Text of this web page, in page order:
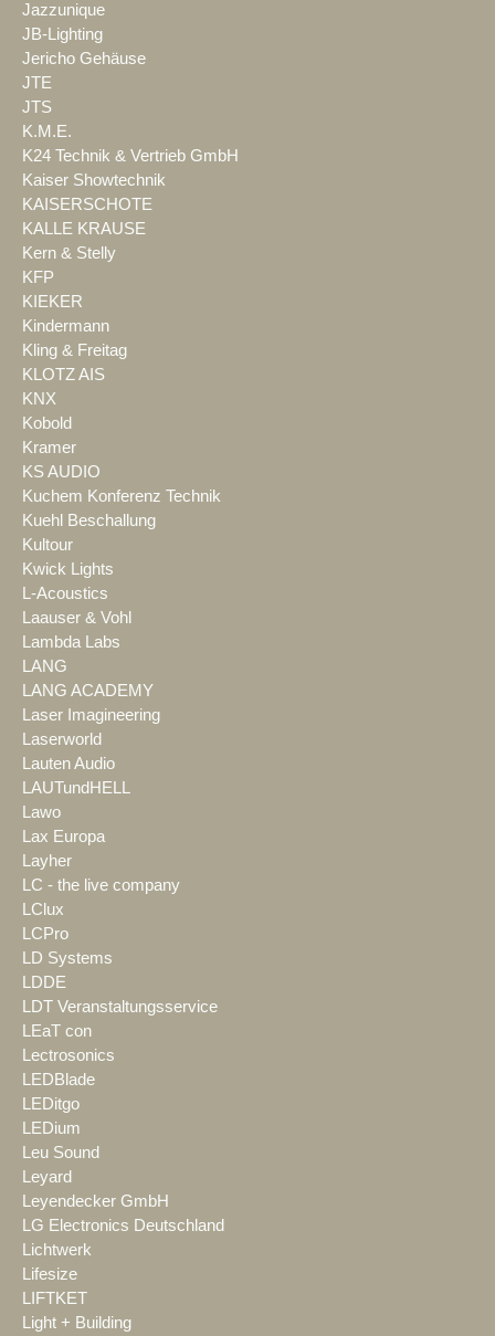
Jazzunique
JB-Lighting
Jericho Gehäuse
JTE
JTS
K.M.E.
K24 Technik & Vertrieb GmbH
Kaiser Showtechnik
KAISERSCHOTE
KALLE KRAUSE
Kern & Stelly
KFP
KIEKER
Kindermann
Kling & Freitag
KLOTZ AIS
KNX
Kobold
Kramer
KS AUDIO
Kuchem Konferenz Technik
Kuehl Beschallung
Kultour
Kwick Lights
L-Acoustics
Laauser & Vohl
Lambda Labs
LANG
LANG ACADEMY
Laser Imagineering
Laserworld
Lauten Audio
LAUTundHELL
Lawo
Lax Europa
Layher
LC - the live company
LClux
LCPro
LD Systems
LDDE
LDT Veranstaltungsservice
LEaT con
Lectrosonics
LEDBlade
LEDitgo
LEDium
Leu Sound
Leyard
Leyendecker GmbH
LG Electronics Deutschland
Lichtwerk
Lifesize
LIFTKET
Light + Building